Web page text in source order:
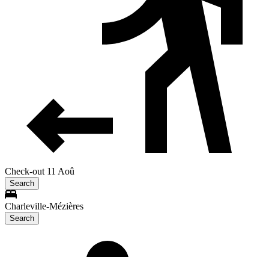
Check-out 11 Aoû
Search
Charleville-Mézières
Search